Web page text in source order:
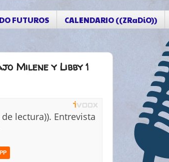
FUTUROS CALENDARIO ((ZRaDiO))
Milene y Libby 1